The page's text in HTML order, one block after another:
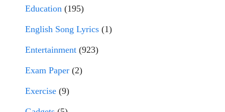
Education (195)
English Song Lyrics (1)
Entertainment (923)
Exam Paper (2)
Exercise (9)